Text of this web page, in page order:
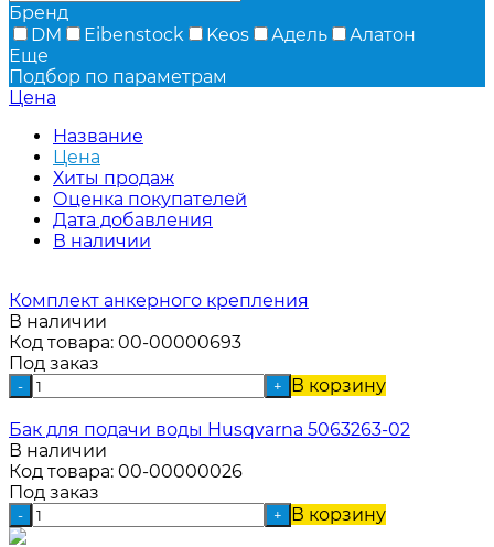
Бренд
DM
Eibenstock Keos Адель
Алатон
Еще
Подбор по параметрам
Цена
Название
Цена
Хиты продаж
Оценка покупателей
Дата добавления
В наличии
Комплект анкерного крепления
В наличии
Код товара: 00-00000693
Под заказ
- + В корзину
Бак для подачи воды Husqvarna 5063263-02
В наличии
Код товара: 00-00000026
Под заказ
- + В корзину